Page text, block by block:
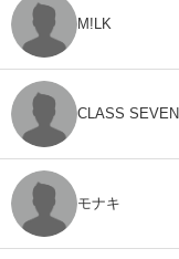
M!LK
CLASS SEVEN
モナキ